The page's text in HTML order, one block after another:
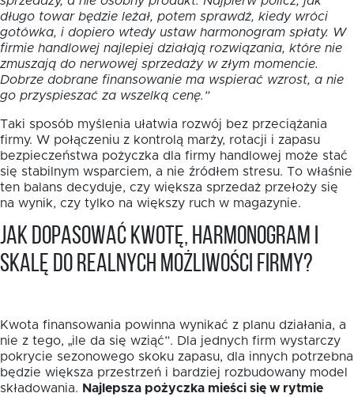
długo towar będzie leżał, potem sprawdź, kiedy wróci
gotówka, i dopiero wtedy ustaw harmonogram spłaty. W
firmie handlowej najlepiej działają rozwiązania, które nie
zmuszają do nerwowej sprzedaży w złym momencie.
Dobrze dobrane finansowanie ma wspierać wzrost, a nie
go przyspieszać za wszelką cenę.”
Taki sposób myślenia ułatwia rozwój bez przeciążania
firmy. W połączeniu z kontrolą marży, rotacji i zapasu
bezpieczeństwa pożyczka dla firmy handlowej może stać
się stabilnym wsparciem, a nie źródłem stresu. To właśnie
ten balans decyduje, czy większa sprzedaż przełoży się
na wynik, czy tylko na większy ruch w magazynie.
Jak dopasować kwotę, harmonogram i
skalę do realnych możliwości firmy?
Kwota finansowania powinna wynikać z planu działania, a
nie z tego, „ile da się wziąć”. Dla jednych firm wystarczy
pokrycie sezonowego skoku zapasu, dla innych potrzebna
będzie większa przestrzeń i bardziej rozbudowany model
składowania. Najlepsza pożyczka mieści się w rytmie